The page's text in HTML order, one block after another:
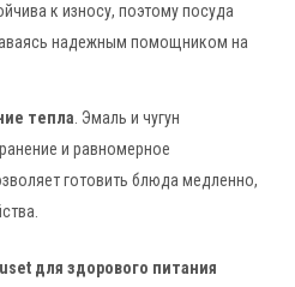
к износу, поэтому посуда
надежным помощником на
тепла. Эмаль и чугун
и равномерное
готовить блюда медленно,
для здорового питания